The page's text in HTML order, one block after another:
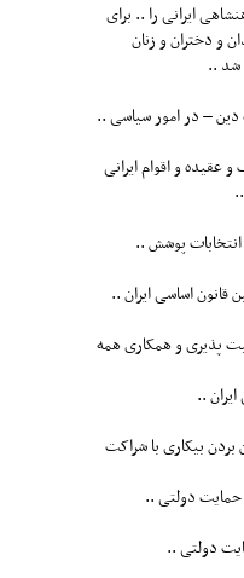
ایرانی را .. برای
و دختران و زنان
شد ..
عقیده و اقوام ایرانی
پذیری و همکاری همه
بردن بیکاری با شراکت